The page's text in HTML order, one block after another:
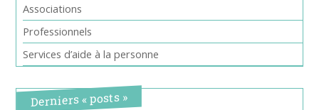
Associations
Professionnels
Services d’aide à la personne
Derniers « posts »